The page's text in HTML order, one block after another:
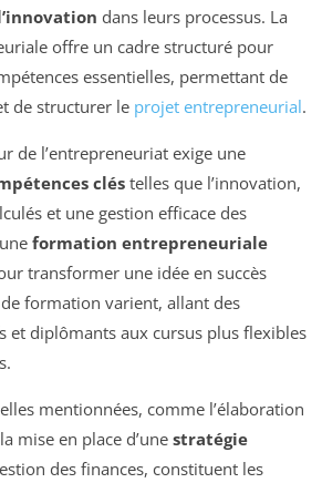
dans leurs processus. La
offre un cadre structuré pour
essentielles, permettant de
de structurer le projet entrepreneurial.
de l’entrepreneuriat exige une
clés telles que l’innovation,
et une gestion efficace des
formation entrepreneuriale
transformer une idée en succès
formation varient, allant des
et diplômants aux cursus plus flexibles
mentionnées, comme l’élaboration
mise en place d’une stratégie
des finances, constituent les